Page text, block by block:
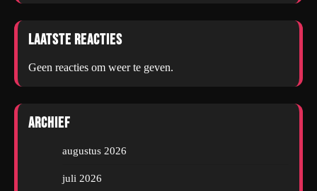
Laatste reacties
Geen reacties om weer te geven.
Archief
augustus 2026
juli 2026